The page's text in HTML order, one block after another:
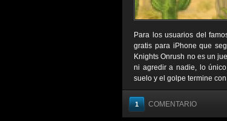
Para los usuarios del
gratis para iPhone que
Knights Onrush no es un
ni agredir a nadie, lo
suelo y el golpe termine
1 COMENTARIO